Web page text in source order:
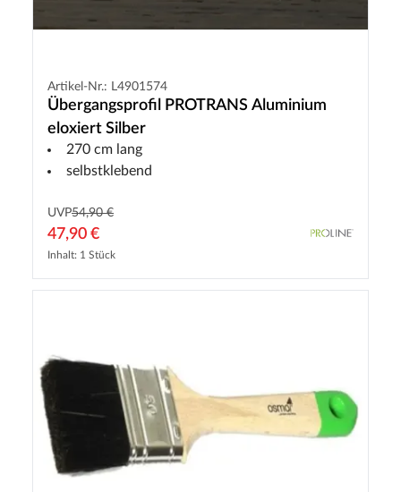
Artikel-Nr.: L4901574
Übergangsprofil PROTRANS Aluminium
eloxiert Silber
270 cm lang
selbstklebend
UVP54,90 €
47,90 €
Inhalt: 1 Stück